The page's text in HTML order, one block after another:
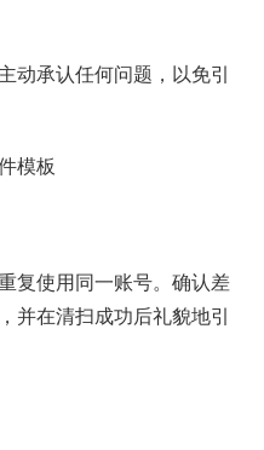
动承认任何问题，以免引
模板
复使用同一账号。确认差
并在清扫成功后礼貌地引